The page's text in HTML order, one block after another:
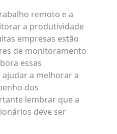
remoto e a
a produtividade
empresas estão
de monitoramento
essas
a melhorar a
dos
lembrar que a
deve ser